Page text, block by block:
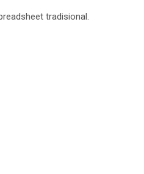
tradisional.